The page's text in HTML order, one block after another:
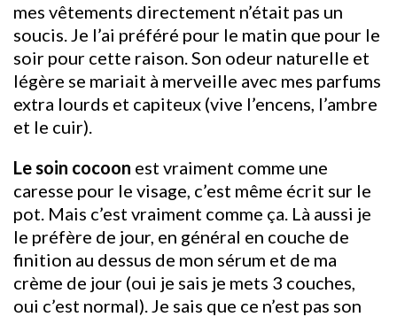
mes vêtements directement n’était pas un
soucis. Je l’ai préféré pour le matin que pour le
soir pour cette raison. Son odeur naturelle et
légère se mariait à merveille avec mes parfums
extra lourds et capiteux (vive l’encens, l’ambre
et le cuir).
Le soin cocoon est vraiment comme une
caresse pour le visage, c’est même écrit sur le
pot. Mais c’est vraiment comme ça. Là aussi je
le préfère de jour, en général en couche de
finition au dessus de mon sérum et de ma
crème de jour (oui je sais je mets 3 couches,
oui c’est normal). Je sais que ce n’est pas son